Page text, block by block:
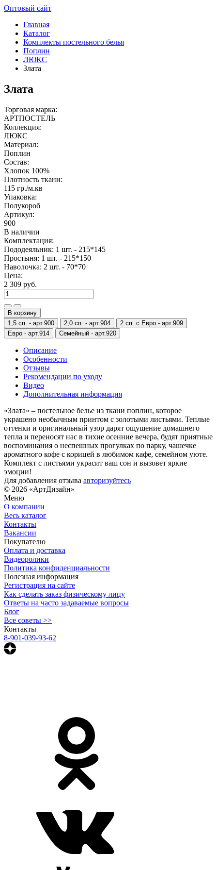
Оптовый сайт
Главная
Каталог
Комплекты постельного белья
Поплин
ЛЮКС
Злата
Злата
Торговая марка:
АРТПОСТЕЛЬ
Коллекция:
ЛЮКС
Материал:
Поплин
Состав:
Хлопок 100%
Плотность ткани:
115 гр./м.кв
Упаковка:
Полукороб
Артикул:
900
В наличии
Комплектация:
Пододеяльник: 1 шт. - 215*145
Простыня: 1 шт. - 215*150
Наволочка: 2 шт. - 70*70
Цена:
2 309 руб.
В корзину
1,5 сп. - арт.900 2,0 сп. - арт.904 2 сп. с Евро - арт.909
Евро - арт.914 Семейный - арт.920
Описание
Особенности
Отзывы
Рекомендации по уходу
Видео
Дополнительная информация
«Злата» – постельное белье из ткани поплин, которое
украшено необычным принтом с золотыми листьями. Теплые
оттенки и оригинальный узор дарят ощущение домашнего
тепла и переносят нас в тихие осенние вечера, будят приятные
воспоминания о неспешных прогулках по парку, чашечке
ароматного кофе с корицей в любимом кафе, семейном уюте.
Комплект с листьями украсит ваш сон и вызовет яркие
эмоции!
Для добавления отзыва авторизуйтесь
© 2026 «АртДизайн»
Меню
О компании
Весь каталог
Контакты
Вакансии
Покупателю
Оплата и доставка
Видеоролики
Политика конфиденциальности
Полезная информация
Регистрация на сайте
Как сделать заказ физическому лицу
Ответы на часто задаваемые вопросы
Блог
Все советы >>
Контакты
8-901-039-93-62